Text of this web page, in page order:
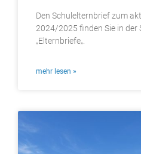
Den Schulelternbrief zum
2024/2025 finden Sie in der
„Elternbriefe„.
mehr lesen »